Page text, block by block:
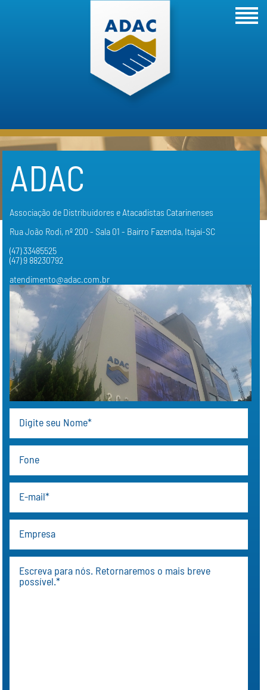
ADAC
Associação de Distribuidores e Atacadistas Catarinenses
Rua João Rodi, nº 200 - Sala 01 - Bairro Fazenda, Itajaí-SC
(47) 33485525
(47) 9 88230792
atendimento@adac.com.br